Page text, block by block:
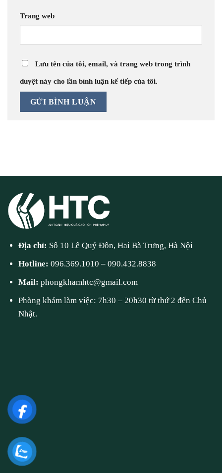
Trang web
Lưu tên của tôi, email, và trang web trong trình
duyệt này cho lần bình luận kế tiếp của tôi.
Địa chỉ: Số 10 Lê Quý Đôn, Hai Bà Trưng, Hà Nội
Hotline:096.369.1010 –090.432.8838
Mail:phongkhamhtc@gmail.com
Phòng khám làm việc: 7h30 – 20h30 từ thứ 2 đến Chủ
Nhật.